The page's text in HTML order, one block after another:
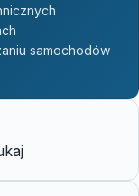
samochodów